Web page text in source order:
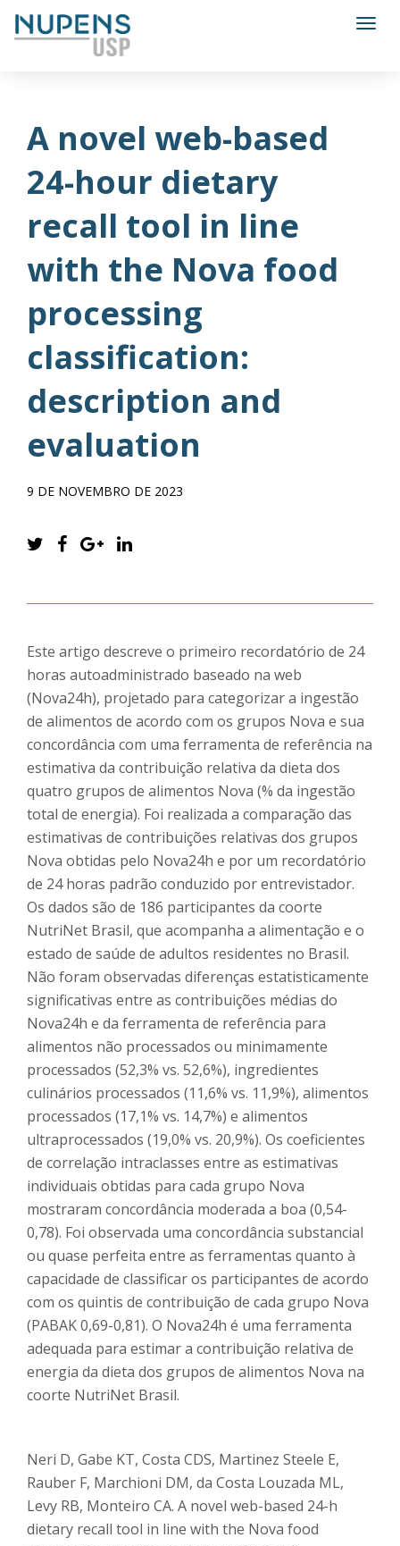
A novel web-based
24-hour dietary
recall tool in line
with the Nova food
processing
classification:
description and
evaluation
9 DE NOVEMBRO DE 2023
Este artigo descreve o primeiro recordatório de 24
horas autoadministrado baseado na web
(Nova24h), projetado para categorizar a ingestão
de alimentos de acordo com os grupos Nova e sua
concordância com uma ferramenta de referência na
estimativa da contribuição relativa da dieta dos
quatro grupos de alimentos Nova (% da ingestão
total de energia). Foi realizada a comparação das
estimativas de contribuições relativas dos grupos
Nova obtidas pelo Nova24h e por um recordatório
de 24 horas padrão conduzido por entrevistador.
Os dados são de 186 participantes da coorte
NutriNet Brasil, que acompanha a alimentação e o
estado de saúde de adultos residentes no Brasil.
Não foram observadas diferenças estatisticamente
significativas entre as contribuições médias do
Nova24h e da ferramenta de referência para
alimentos não processados ou minimamente
processados (52,3% vs. 52,6%), ingredientes
culinários processados (11,6% vs. 11,9%), alimentos
processados (17,1% vs. 14,7%) e alimentos
ultraprocessados (19,0% vs. 20,9%). Os coeficientes
de correlação intraclasses entre as estimativas
individuais obtidas para cada grupo Nova
mostraram concordância moderada a boa (0,54-
0,78). Foi observada uma concordância substancial
ou quase perfeita entre as ferramentas quanto à
capacidade de classificar os participantes de acordo
com os quintis de contribuição de cada grupo Nova
(PABAK 0,69-0,81). O Nova24h é uma ferramenta
adequada para estimar a contribuição relativa de
energia da dieta dos grupos de alimentos Nova na
coorte NutriNet Brasil.
Neri D, Gabe KT, Costa CDS, Martinez Steele E,
Rauber F, Marchioni DM, da Costa Louzada ML,
Levy RB, Monteiro CA. A novel web-based 24-h
dietary recall tool in line with the Nova food